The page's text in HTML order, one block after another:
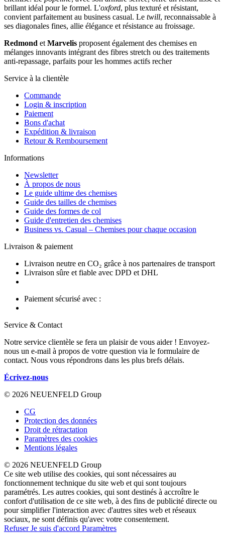
brillant idéal pour le formel. L'oxford, plus texturé et résistant,
convient parfaitement au business casual. Le twill, reconnaissable à
ses diagonales fines, allie élégance et résistance au froissage.
Redmond et Marvelis proposent également des chemises en
mélanges innovants intégrant des fibres stretch ou des traitements
anti-repassage, parfaits pour les hommes actifs recher
Service à la clientèle
Commande
Login & inscription
Paiement
Bons d'achat
Expédition & livraison
Retour & Remboursement
Informations
Newsletter
À propos de nous
Le guide ultime des chemises
Guide des tailles de chemises
Guide des formes de col
Guide d'entretien des chemises
Business vs. Casual – Chemises pour chaque occasion
Livraison & paiement
Livraison neutre en CO₂ grâce à nos partenaires de transport
Livraison sûre et fiable avec DPD et DHL
Paiement sécurisé avec :
Service & Contact
Notre service clientèle se fera un plaisir de vous aider ! Envoyez-
nous un e-mail à propos de votre question via le formulaire de
contact. Nous vous répondrons dans les plus brefs délais.
Écrivez-nous
© 2026 NEUENFELD Group
CG
Protection des données
Droit de rétractation
Paramètres des cookies
Mentions légales
© 2026 NEUENFELD Group
Ce site web utilise des cookies, qui sont nécessaires au
fonctionnement technique du site web et qui sont toujours
paramétrés. Les autres cookies, qui sont destinés à accroître le
confort d'utilisation de ce site web, à des fins de publicité directe ou
pour simplifier l'interaction avec d'autres sites web et réseaux
sociaux, ne sont définis qu'avec votre consentement.
RefuserJe suis d'accord Paramètres